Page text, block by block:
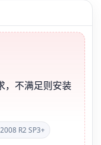
，不满足则安装
R2 SP3+